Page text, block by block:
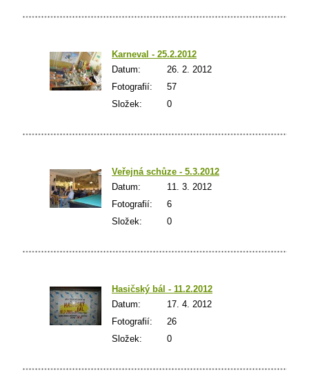
Karneval - 25.2.2012
Datum:
26. 2. 2012
Fotografií:
57
Složek:
0
Veřejná schůze - 5.3.2012
Datum:
11. 3. 2012
Fotografií:
6
Složek:
0
Hasičský bál - 11.2.2012
Datum:
17. 4. 2012
Fotografií:
26
Složek:
0